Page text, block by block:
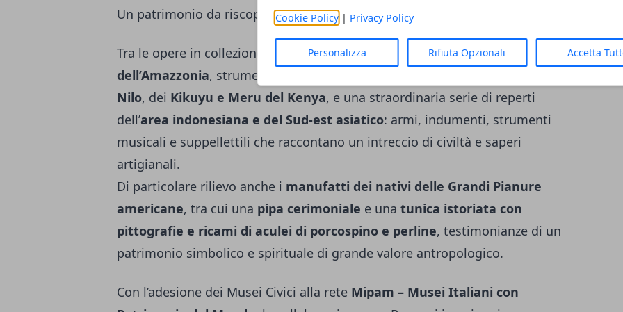
Cookie Policy| Privacy Policy
Personalizza Rifiuta Opzionali Accetta
Un patrimonio da riscoprire
Tra le opere in collezione spiccanomanufatti della Terra del Fuoco e
dell’Amazzonia, strumenti e ornamenti delle popolazioni
Nilo, dei Kikuyu e Meru del Kenya, e una straordinaria serie di reperti
dell’area indonesiana e del Sud-est asiatico: armi, indumenti, strumenti
musicali e suppellettili che raccontano un intreccio di civiltà e saperi
artigianali.
Di particolare rilievo anche i manufatti dei nativi delle Grandi Pianure
americane, tra cui una pipa cerimoniale e una tunica istoriata con
pittografie e ricami di aculei di porcospino e perline, testimonianze di un
patrimonio simbolico e spirituale di grande valore antropologico.
Con l’adesione dei Musei Civici alla rete Mipam – Musei Italiani con